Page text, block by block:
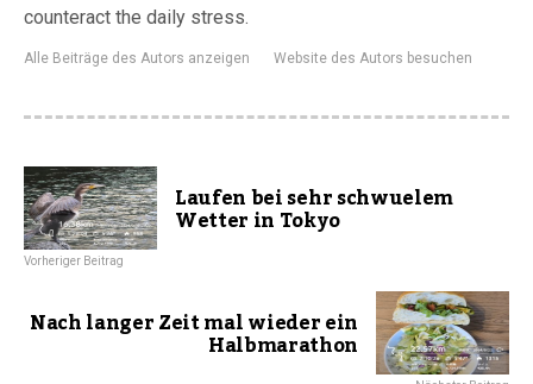
counteract the daily stress.
Alle Beiträge des Autors anzeigen Website des Autors besuchen
Laufen bei sehr schwuelem
Wetter in Tokyo
Vorheriger Beitrag
Nach langer Zeit mal wieder ein
Halbmarathon